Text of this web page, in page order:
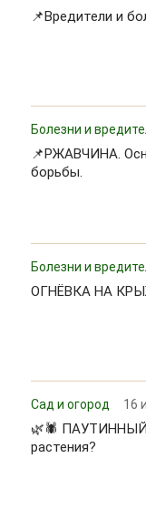
📌Вредители и
Болезни и
📌РЖАВЧИНА.
борьбы.
Болезни и
ОГНЁВКА НА
Сад и огород 16
🌿🕷 ПАУТИННЫЙ
растения?